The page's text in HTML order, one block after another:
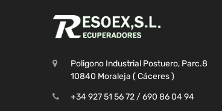
Poligono Industrial Postuero, Parc.8
10840 Moraleja ( Cáceres )
+34 927 51 56 72 / 690 86 04 94